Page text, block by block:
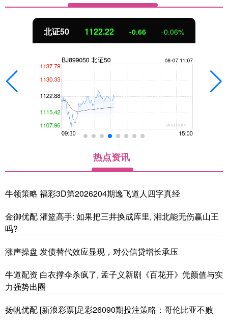
北证50 1122.34 -0.54 -0.05%
热点资讯
牛领策略 福彩3D第2026204期逸飞道人四字真经
金御优配 灌篮高手: 如果把三井换成库里, 湘北能无伤赢山王
吗?
涨声操盘 发债替代效应显现，对公信贷增长承压
牛道配资 白衣撑伞杀疯了, 孟子义新剧《百花开》凭颜值与实
力强势出圈
扬帆优配 [新浪彩票]足彩26090期投注策略：哥伦比亚不败